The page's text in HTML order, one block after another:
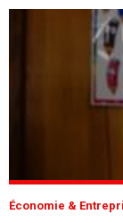
Économie &